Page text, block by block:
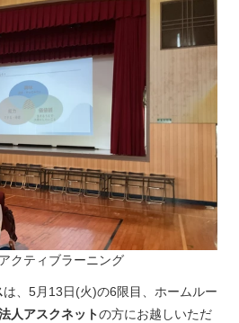
アクティブラーニング
は、5月13日(火)の6限目、ホームルー
人アスクネットの方にお越しいただ